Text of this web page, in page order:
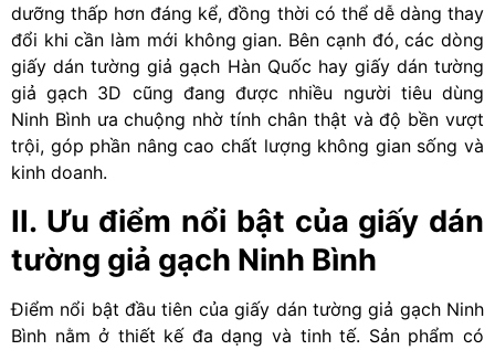
dưỡng thấp hơn đáng kể, đồng thời có thể dễ dàng thay
đổi khi cần làm mới không gian. Bên cạnh đó, các dòng
giấy dán tường giả gạch Hàn Quốc hay giấy dán tường
giả gạch 3D cũng đang được nhiều người tiêu dùng
Ninh Bình ưa chuộng nhờ tính chân thật và độ bền vượt
trội, góp phần nâng cao chất lượng không gian sống và
kinh doanh.
II. Ưu điểm nổi bật của giấy dán
tường giả gạch Ninh Bình
Điểm nổi bật đầu tiên của giấy dán tường giả gạch Ninh
Bình nằm ở thiết kế đa dạng và tinh tế. Sản phẩm có